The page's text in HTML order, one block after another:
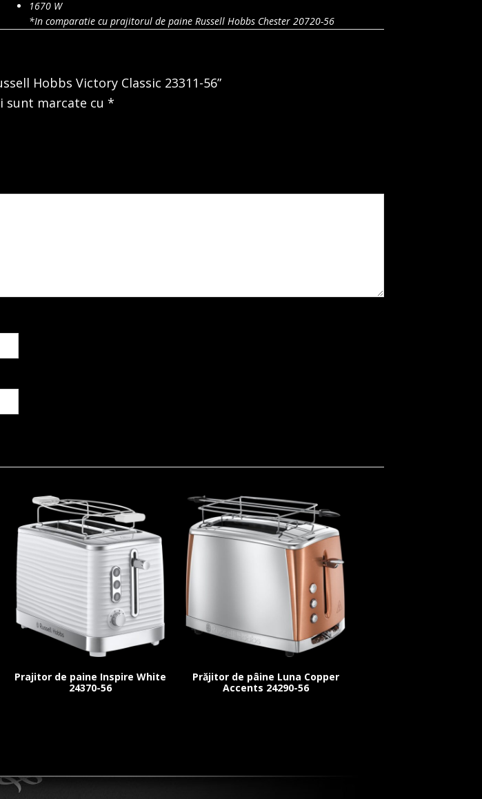
1670 W
*In comparatie cu prajitorul de paine Russell Hobbs Chester 20720-56
Hobbs Victory Classic 23311-56”
sunt marcate cu *
Prajitor de paine Inspire White
24370-56
Prăjitor de pâine Luna Copper
Accents 24290-56